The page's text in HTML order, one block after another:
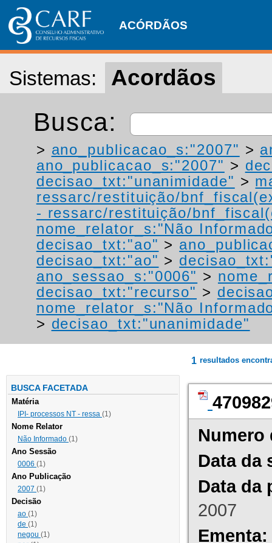
ACÓRDÃOS
Sistemas: Acordãos
Busca:
> ano_publicacao_s:"2007" >
ano_publicacao_s:"2007" >
decisao_txt:"unanimidade" >
ressarc/restituição/
- ressarc/restituição/
nome_relator_s:"Não
decisao_txt:"ao" >
decisao_txt:"ao" >
ano_sessao_s:"0006" >
decisao_txt:"recurso" >
nome_relator_s:"Não
> decisao_txt:"unanimidade"
BUSCA FACETADA
Matéria
IPI- processos NT - ressa (1)
Nome Relator
Não Informado (1)
Ano Sessão
0006 (1)
Ano Publicação
2007 (1)
Decisão
ao (1)
de (1)
negou (1)
1 resultados
Numero
Data da
Data da
2007
Ementa: